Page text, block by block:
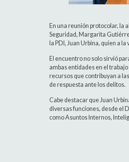
En una reunión protocolar, la
Seguridad, Margarita
la PDI, Juan Urbina, quien a
El encuentro no solo sirvió
ambas entidades en el
recursos que contribuyan a
de respuesta ante los delitos.
Cabe destacar que Juan
diversas funciones, desde el
como Asuntos Internos,